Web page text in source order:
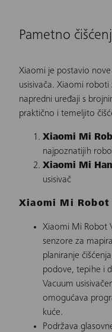
Pametno
Xiaomi je postavio
usisivača. Xiaomi roboti
napredni uređaji s
praktično i temeljito
Xiaomi Mi
najpoznatijih
Xiaomi Mi
usisivač
Xiaomi Mi Robot
Xiaomi Mi Robot
senzore za
planiranje
podove, tepihe i
Vacuum
omogućava
kuće.
Podržava